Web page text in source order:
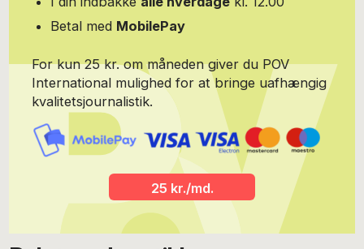
Betal med MobilePay
For kun 25 kr. om måneden giver du POV
International mulighed for at bringe uafhængig
kvalitetsjournalistik.
25 kr./md.